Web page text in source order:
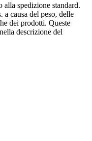
spedizione standard.
a causa del peso, delle
dei prodotti. Queste
descrizione del